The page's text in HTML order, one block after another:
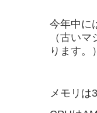
今年中に
（古い
ります。）
メモリは